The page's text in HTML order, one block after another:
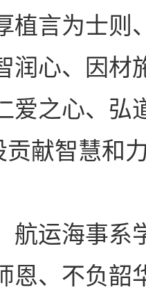
植言为士则
润心、因材
爱之心、弘
贡献智慧和
航运海事系
恩、不负韶